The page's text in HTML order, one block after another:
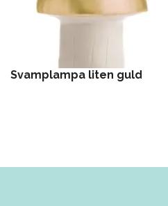
Svamplampa liten guld